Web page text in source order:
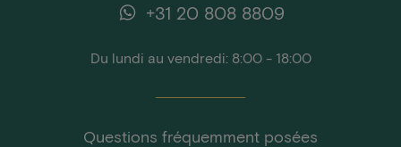
+31 20 808 8809
Du lundi au vendredi: 8:00 - 18:00
Questions fréquemment posées